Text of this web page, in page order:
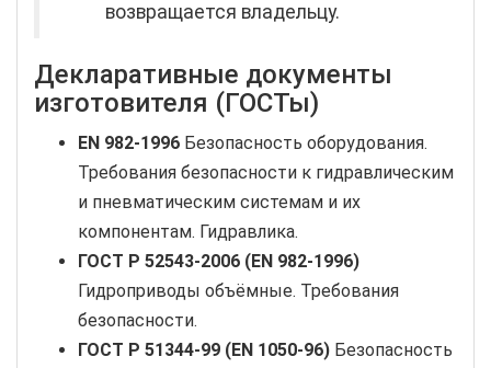
возвращается владельцу.
Декларативные документы
изготовителя (ГОСТы)
EN 982-1996 Безопасность оборудования.
Требования безопасности к гидравлическим
и пневматическим системам и их
компонентам. Гидравлика.
ГОСТ Р 52543-2006 (EN 982-1996)
Гидроприводы объёмные. Требования
безопасности.
ГОСТ Р 51344-99 (EN 1050-96) Безопасность